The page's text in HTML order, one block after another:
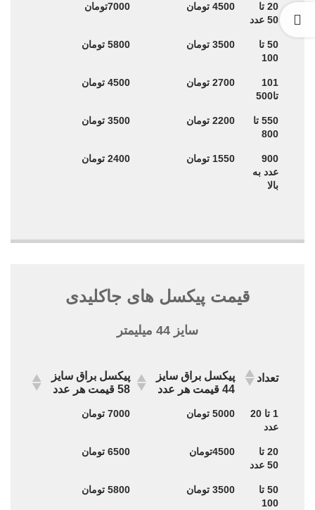
20 تا
50 عدد
4500 تومان 7000تومان
50 تا
100
3500 تومان 5800 تومان
101
تا500
2700 تومان 4500 تومان
550 تا
800
2200 تومان 3500 تومان
900
عدد به
بالا
1550 تومان 2400 تومان
قیمت پیکسل های جاکلیدی
سایز 44 میلیمتر
تعداد
پیکسل براق سایز
44 قیمت هر عدد
پیکسل براق سایز
58 قیمت هر عدد
تعداد
پیکسل براق سایز
پیکسل براق سایز
1 تا 20
عدد
5000 تومان 7000 تومان
20 تا
50 عدد
4500تومان 6500 تومان
50 تا
100
3500 تومان 5800 تومان